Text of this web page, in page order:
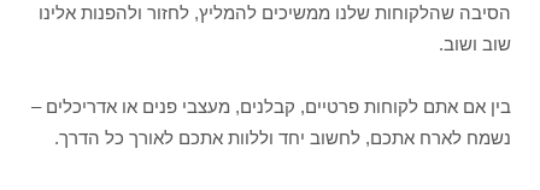
הסיבה שהלקוחות שלנו ממשיכים להמליץ, לחזור ולהפנות אלינו
שוב ושוב.
בין אם אתם לקוחות פרטיים, קבלנים, מעצבי פנים או אדריכלים –
נשמח לארח אתכם, לחשוב יחד וללוות אתכם לאורך כל הדרך.